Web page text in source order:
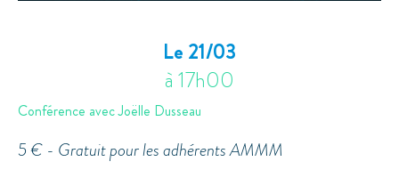
Le 21/03
à 17h00
Conférence avec Joëlle Dusseau
5 € - Gratuit pour les adhérents AMMM